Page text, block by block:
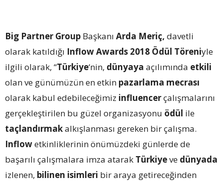
Big Partner Group Başkanı Arda Meriç, davetli
olarak katıldığı Inflow Awards 2018 Ödül Töreniyle
ilgili olarak, “Türkiye‘nin, dünyaya açılımında etkili
olan ve günümüzün en etkin pazarlama mecrası
olarak kabul edebileceğimiz influencerçalışmalarını
gerçekleştirilen bu güzel organizasyonu ödül ile
taçlandırmakalkışlanması gereken bir çalışma.
Inflowetkinliklerinin önümüzdeki günlerde de
başarılı çalışmalara imza atarak Türkiyeve dünyada
izlenen, bilinen isimleri bir araya getireceğinden